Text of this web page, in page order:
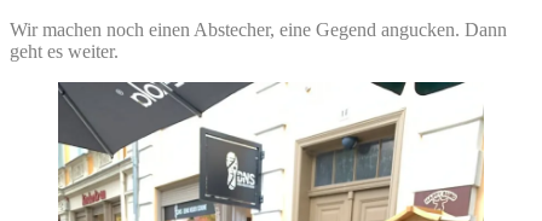
Wir machen noch einen Abstecher, eine Gegend angucken. Dann
geht es weiter.